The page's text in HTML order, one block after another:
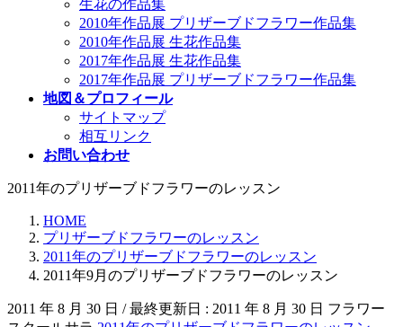
生花の作品集
2010年作品展 プリザーブドフラワー作品集
2010年作品展 生花作品集
2017年作品展 生花作品集
2017年作品展 プリザーブドフラワー作品集
地図＆プロフィール
サイトマップ
相互リンク
お問い合わせ
2011年のプリザーブドフラワーのレッスン
HOME
プリザーブドフラワーのレッスン
2011年のプリザーブドフラワーのレッスン
2011年9月のプリザーブドフラワーのレッスン
2011 年 8 月 30 日 / 最終更新日 : 2011 年 8 月 30 日 フラワー